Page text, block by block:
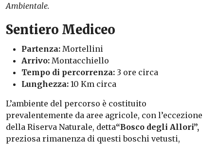
Ambientale.
Sentiero Mediceo
Partenza: Mortellini
Arrivo: Montacchiello
Tempo di percorrenza: 3 ore circa
Lunghezza: 10 Km circa
L’ambiente del percorso è costituito
prevalentemente da aree agricole, con l’eccezione
della Riserva Naturale, detta“Bosco degli Allori”,
preziosa rimanenza di questi boschi vetusti,